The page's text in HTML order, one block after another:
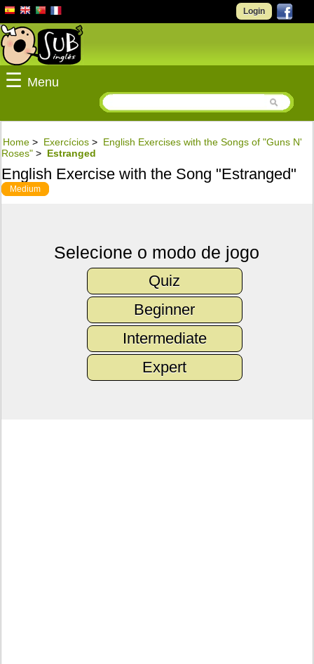
Login
☰ Menu
Home > Exercícios > English Exercises with the Songs of "Guns N'
Roses" > Estranged
English Exercise with the Song "Estranged"
Medium
Selecione o modo de jogo
Quiz
Beginner
Intermediate
Expert